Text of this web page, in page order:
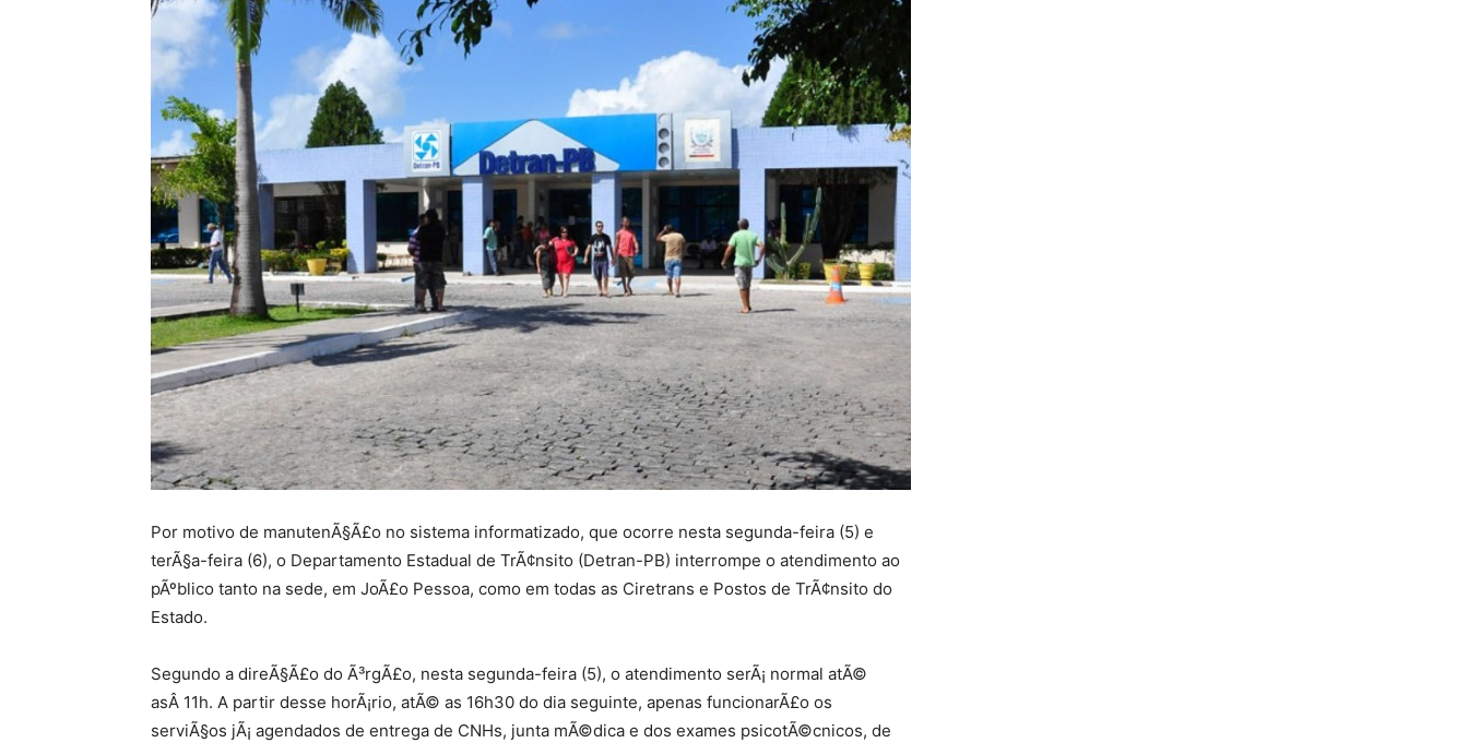
Por motivo de manutenÃ§Ã£o no sistema informatizado, que ocorre nesta segunda-feira (5) e
terÃ§a-feira (6), o Departamento Estadual de TrÃ¢nsito (Detran-PB) interrompe o atendimento ao
pÃºblico tanto na sede, em JoÃ£o Pessoa, como em todas as Ciretrans e Postos de TrÃ¢nsito do
Estado.
Segundo a direÃ§Ã£o do Ã³rgÃ£o, nesta segunda-feira (5), o atendimento serÃ¡ normal atÃ©
asÂ 11h. A partir desse horÃ¡rio, atÃ© as 16h30 do dia seguinte, apenas funcionarÃ£o os
serviÃ§os jÃ¡ agendados de entrega de CNHs, junta mÃ©dica e dos exames psicotÃ©cnicos, de